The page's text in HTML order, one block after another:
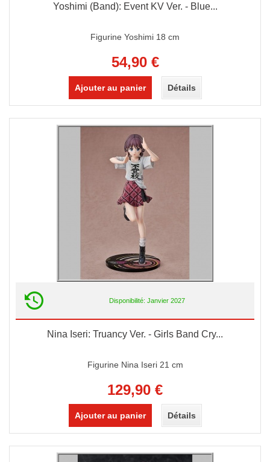
Yoshimi (Band): Event KV Ver. - Blue...
Figurine Yoshimi 18 cm
54,90 €
Ajouter au panier Détails
Disponibilité: Janvier 2027
Nina Iseri: Truancy Ver. - Girls Band Cry...
Figurine Nina Iseri 21 cm
129,90 €
Ajouter au panier Détails